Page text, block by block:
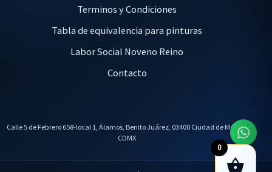
Terminos y Condiciones
Tabla de equivalencia para pinturas
Labor Social Noveno Reino
Contacto
Calle 5 de Febrero 658-local 1, Álamos, Benito Juárez, 03400 Ciudad de México,
CDMX
0